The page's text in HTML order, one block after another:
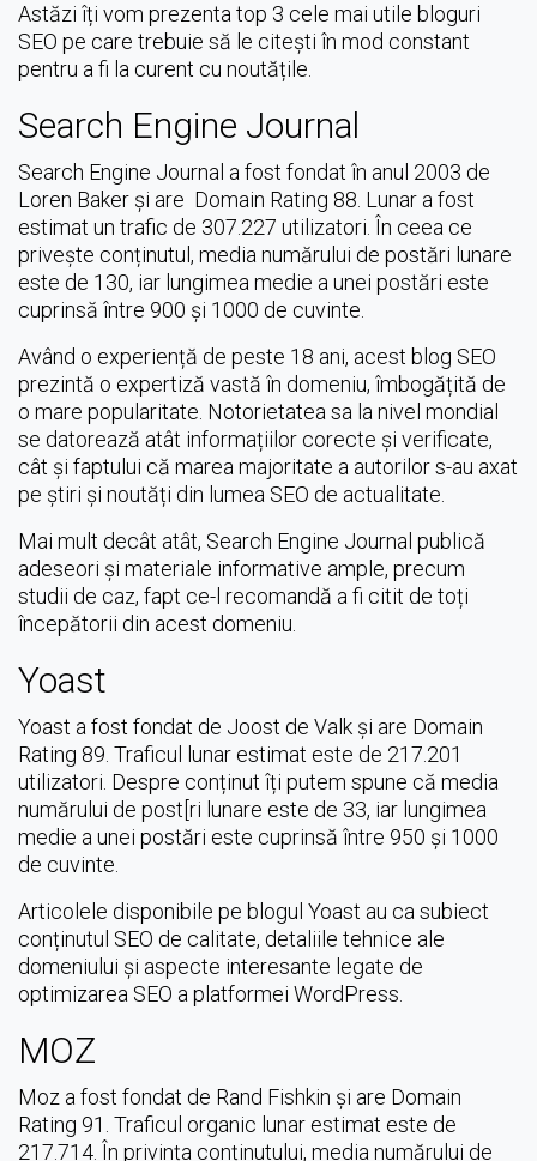
Astăzi îți vom prezenta top 3 cele mai utile bloguri
SEO pe care trebuie să le citești în mod constant
pentru a fi la curent cu noutățile.
Search Engine Journal
Search Engine Journal a fost fondat în anul 2003 de
Loren Baker și are Domain Rating 88. Lunar a fost
estimat un trafic de 307.227 utilizatori. În ceea ce
privește conținutul, media numărului de postări lunare
este de 130, iar lungimea medie a unei postări este
cuprinsă între 900 și 1000 de cuvinte.
Având o experiență de peste 18 ani, acest blog SEO
prezintă o expertiză vastă în domeniu, îmbogățită de
o mare popularitate. Notorietatea sa la nivel mondial
se datorează atât informațiilor corecte și verificate,
cât și faptului că marea majoritate a autorilor s-au axat
pe știri și noutăți din lumea SEO de actualitate.
Mai mult decât atât, Search Engine Journal publică
adeseori și materiale informative ample, precum
studii de caz, fapt ce-l recomandă a fi citit de toți
începătorii din acest domeniu.
Yoast
Yoast a fost fondat de Joost de Valk și are Domain
Rating 89. Traficul lunar estimat este de 217.201
utilizatori. Despre conținut îți putem spune că media
numărului de post[ri lunare este de 33, iar lungimea
medie a unei postări este cuprinsă între 950 și 1000
de cuvinte.
Articolele disponibile pe blogul Yoast au ca subiect
conținutul SEO de calitate, detaliile tehnice ale
domeniului și aspecte interesante legate de
optimizarea SEO a platformei WordPress.
MOZ
Moz a fost fondat de Rand Fishkin și are Domain
Rating 91. Traficul organic lunar estimat este de
217.714. În privința conținutului, media numărului de